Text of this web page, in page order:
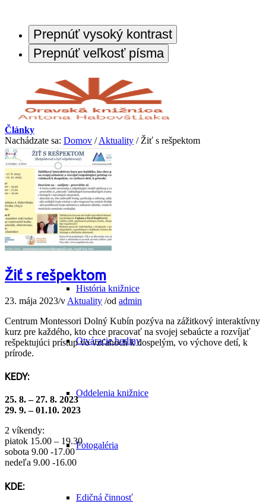
Prepnúť vysoký kontrast
Prepnúť veľkosť písma
O knižnici
O nás
História knižnice
Otváracie hodiny
Oddelenia knižnice
Fotogaléria
Edičná činnosť
Články
Nachádzate sa: Domov / Aktuality / Žiť s rešpektom
Žiť s rešpektom
23. mája 2023/v Aktuality /od admin
Centrum Montessori Dolný Kubín pozýva na zážitkový interaktívny
kurz pre každého, kto chce pracovať na svojej sebaúcte a rozvíjať
rešpektujúci prístup vo vzťahoch k dospelým, vo výchove detí, k
prírode.
KEDY:
25. 8. – 27. 8. 2023
29. 9. – 01.10. 2023
2 víkendy:
piatok 15.00 – 19.30
sobota 9.00 -17.00
nedeľa 9.00 -16.00
KDE: